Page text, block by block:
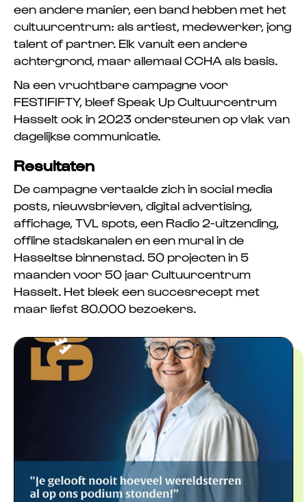
een andere manier, een band hebben met het
cultuurcentrum: als artiest, medewerker, jong
talent of partner. Elk vanuit een andere
achtergrond, maar allemaal CCHA als basis.
Na een vruchtbare campagne voor
FESTIFIFTY, bleef Speak Up Cultuurcentrum
Hasselt ook in 2023 ondersteunen op vlak van
dagelijkse communicatie.
Resultaten
De campagne vertaalde zich in social media
posts, nieuwsbrieven, digital advertising,
affichage, TVL spots, een Radio 2-uitzending,
offline stadskanalen en een mural in de
Hasseltse binnenstad. 50 projecten in 5
maanden voor 50 jaar Cultuurcentrum
Hasselt. Het bleek een succesrecept met
maar liefst 80.000 bezoekers.